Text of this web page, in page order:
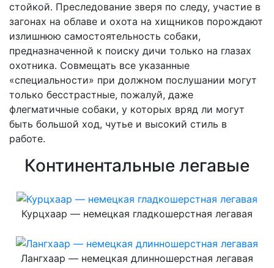
стойкой. Преследование зверя по следу, участие в
загонах на облаве и охота на хищников порождают
излишнюю самостоятельность собаки,
предназначенной к поиску дичи только на глазах
охотника. Совмещать все указанные
«специальности» при должном послушании могут
только бесстрастные, пожалуй, даже
флегматичные собаки, у которых вряд ли могут
быть большой ход, чутье и высокий стиль в
работе.
Континентальные легавые
Курцхаар — немецкая гладкошерстная легавая
Лангхаар — немецкая длинношерстная легавая